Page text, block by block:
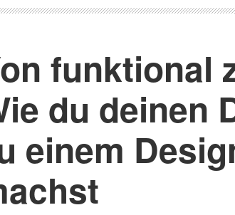
funktional
du deinen
einem